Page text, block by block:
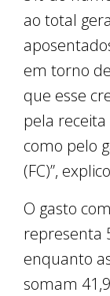
ao total
em torno
que esse
pela receita
como pelo
(FC)”,
O gasto
representa
enquanto
somam